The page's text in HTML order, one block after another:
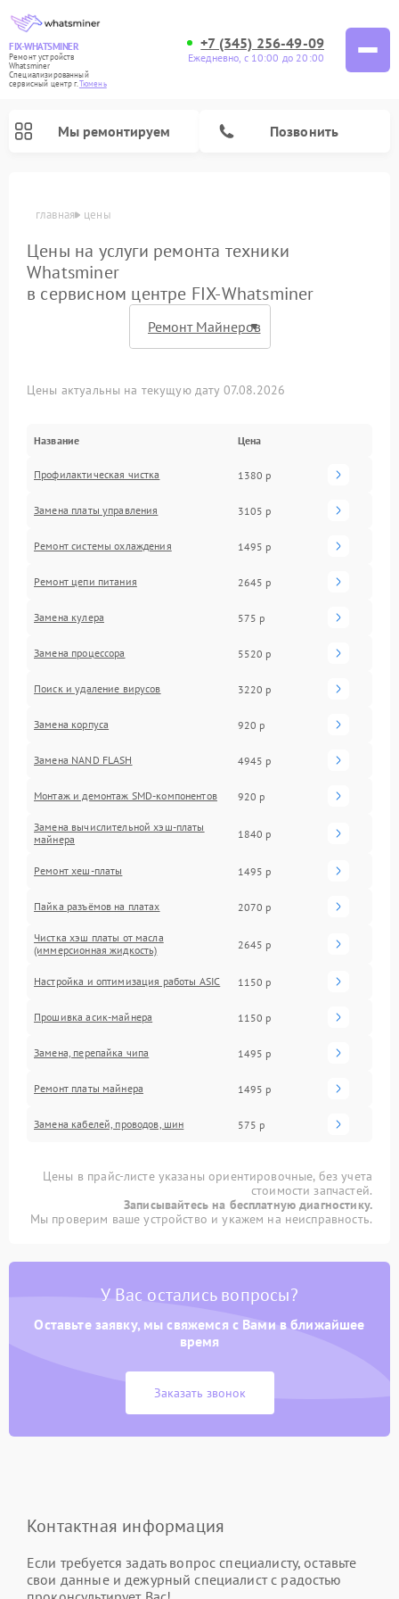
FIX-WHATSMINER
Ремонт устройств
Whatsminer
Специализированный
cервисный центр г.Тюмень
+7 (345) 256-49-09
Ежедневно, с 10:00 до 20:00
Мы ремонтируем Позвонить
главная цены
Цены на услуги ремонта техники
Whatsminer
в сервисном центре FIX-Whatsminer
Цены актуальны на текущую дату 07.08.2026
Название Цена
Профилактическая чистка 1380 р
Замена платы управления 3105 р
Ремонт системы охлаждения 1495 р
Ремонт цепи питания 2645 р
Замена кулера 575 р
Замена процессора 5520 р
Поиск и удаление вирусов 3220 р
Замена корпуса 920 р
Замена NAND FLASH 4945 р
Монтаж и демонтаж SMD-компонентов 920 р
Замена вычислительной хэш-платы
майнера
1840 р
Ремонт хеш-платы 1495 р
Пайка разъёмов на платах 2070 р
Чистка хэш платы от масла
(иммерсионная жидкость)
2645 р
Настройка и оптимизация работы ASIC 1150 р
Прошивка асик-майнера 1150 р
Замена, перепайка чипа 1495 р
Ремонт платы майнера 1495 р
Замена кабелей, проводов, шин 575 р
Цены в прайс-листе указаны ориентировочные, без учета
стоимости запчастей.
Записывайтесь на бесплатную диагностику.
Мы проверим ваше устройство и укажем на неисправность.
У Вас остались вопросы?
Оставьте заявку, мы свяжемся с Вами в ближайшее
время
Заказать звонок
Контактная информация
Если требуется задать вопрос специалисту, оставьте
свои данные и дежурный специалист с радостью